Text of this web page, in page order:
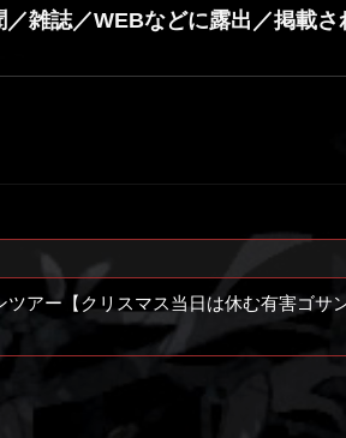
雑誌／WEBなどに露出／掲載さ
アー【クリスマス当日は休む有害ゴサ